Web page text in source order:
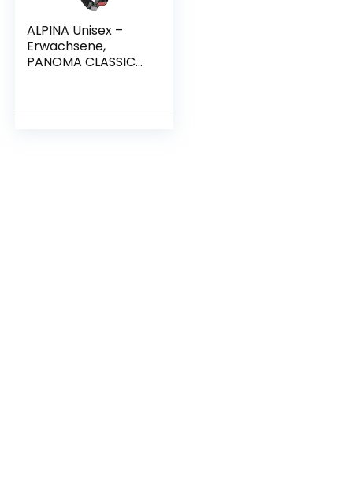
ALPINA Unisex –
Erwachsene,
PANOMA CLASSIC